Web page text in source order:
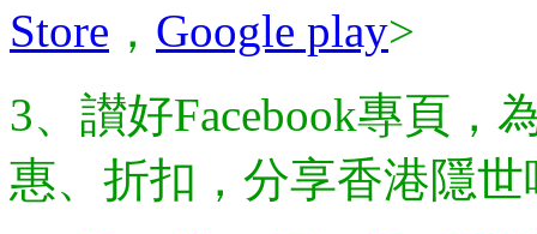
Store ， Google play>
3、讃好Facebook專頁，
惠、折扣，分享香港隱